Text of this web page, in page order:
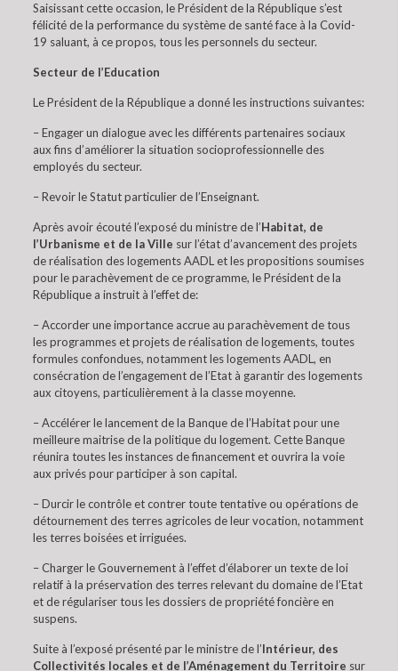
Saisissant cette occasion, le Président de la République s’est
félicité de la performance du système de santé face à la Covid-
19 saluant, à ce propos, tous les personnels du secteur.
Secteur de l’Education
Le Président de la République a donné les instructions suivantes:
– Engager un dialogue avec les différents partenaires sociaux
aux fins d’améliorer la situation socioprofessionnelle des
employés du secteur.
– Revoir le Statut particulier de l’Enseignant.
Après avoir écouté l’exposé du ministre de l’Habitat, de
l’Urbanisme et de la Ville sur l’état d’avancement des projets
de réalisation des logements AADL et les propositions soumises
pour le parachèvement de ce programme, le Président de la
République a instruit à l’effet de:
– Accorder une importance accrue au parachèvement de tous
les programmes et projets de réalisation de logements, toutes
formules confondues, notamment les logements AADL, en
consécration de l’engagement de l’Etat à garantir des logements
aux citoyens, particulièrement à la classe moyenne.
– Accélérer le lancement de la Banque de l’Habitat pour une
meilleure maitrise de la politique du logement. Cette Banque
réunira toutes les instances de financement et ouvrira la voie
aux privés pour participer à son capital.
– Durcir le contrôle et contrer toute tentative ou opérations de
détournement des terres agricoles de leur vocation, notamment
les terres boisées et irriguées.
– Charger le Gouvernement à l’effet d’élaborer un texte de loi
relatif à la préservation des terres relevant du domaine de l’Etat
et de régulariser tous les dossiers de propriété foncière en
suspens.
Suite à l’exposé présenté par le ministre de l’Intérieur, des
Collectivités locales et de l’Aménagement du Territoire sur